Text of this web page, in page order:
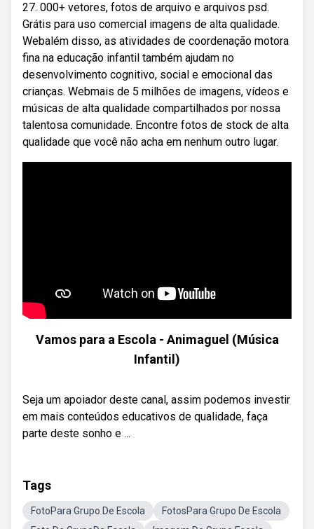
27. 000+ vetores, fotos de arquivo e arquivos psd.
Grátis para uso comercial imagens de alta qualidade.
Webalém disso, as atividades de coordenação motora
fina na educação infantil também ajudam no
desenvolvimento cognitivo, social e emocional das
crianças. Webmais de 5 milhões de imagens, vídeos e
músicas de alta qualidade compartilhados por nossa
talentosa comunidade. Encontre fotos de stock de alta
qualidade que você não acha em nenhum outro lugar.
Vamos para a Escola - Animaguel (Música
Infantil)
Seja um apoiador deste canal, assim podemos investir
em mais conteúdos educativos de qualidade, faça
parte deste sonho e ...
Tags
FotoPara Grupo De Escola
FotosPara Grupo De Escola